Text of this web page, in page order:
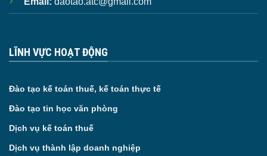
LĨNH VỰC HOẠT ĐỘNG
Đào tạo kế toán thuế, kế toán thực tế
Đào tạo tin học văn phòng
Dịch vụ kế toán thuế
Dịch vụ thành lập doanh nghiệp